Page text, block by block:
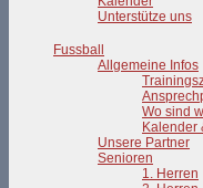
Unterstütze uns
Fussball
Allgemeine Infos
Wo sind
Kalender
Unsere Partner
Senioren
1. Herren